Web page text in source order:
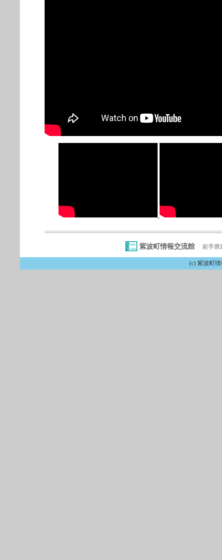
紫波町情報交流館 岩手県
(c) 紫波町情